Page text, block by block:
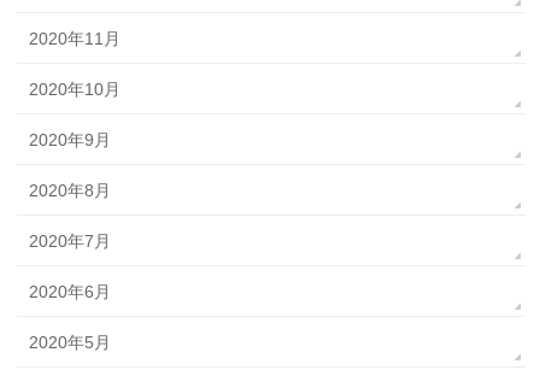
2020年11月
2020年10月
2020年9月
2020年8月
2020年7月
2020年6月
2020年5月